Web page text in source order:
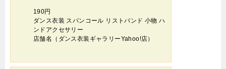
190円
ダンス衣装 スパンコール リストバンド 小物 ハ
ンドアクセサリー
店舗名（ダンス衣装ギャラリーYahoo!店）